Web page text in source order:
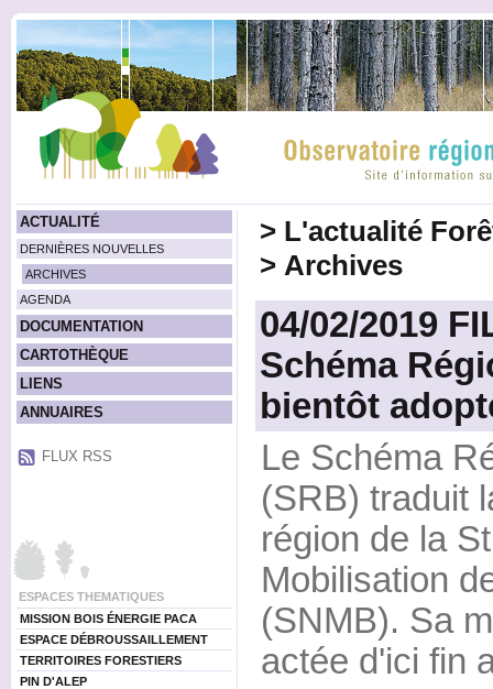
ACTUALITÉ
DERNIÈRES NOUVELLES
ARCHIVES
AGENDA
DOCUMENTATION
CARTOTHÈQUE
LIENS
ANNUAIRES
FLUX RSS
ESPACES THEMATIQUES
MISSION BOIS ÉNERGIE PACA
ESPACE DÉBROUSSAILLEMENT
TERRITOIRES FORESTIERS
PIN D'ALEP
> L'actualité
> Archives
04/02/2019
Schéma
bientôt
Le Schéma
(SRB) traduit
région de la
Mobilisation
(SNMB). Sa
actée d'ici fin